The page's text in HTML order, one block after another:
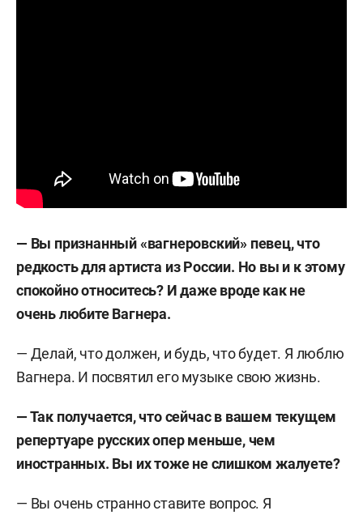
— Вы признанный «вагнеровский» певец, что
редкость для артиста из России. Но вы и к этому
спокойно относитесь? И даже вроде как не
очень любите Вагнера.
— Делай, что должен, и будь, что будет. Я люблю
Вагнера. И посвятил его музыке свою жизнь.
— Так получается, что сейчас в вашем текущем
репертуаре русских опер меньше, чем
иностранных. Вы их тоже не слишком жалуете?
— Вы очень странно ставите вопрос. Я